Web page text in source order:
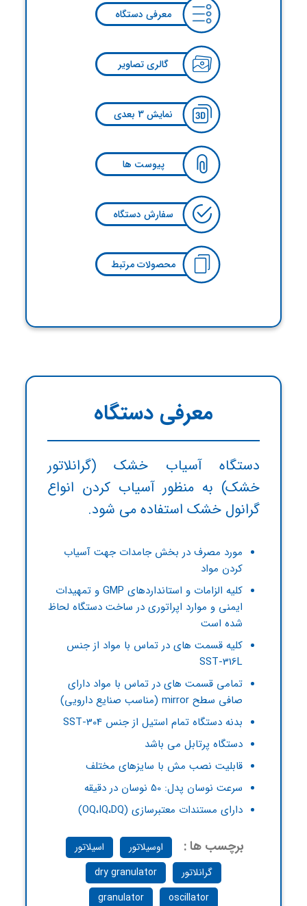
معرفی دستگاه
گالری تصاویر
نمایش 3 بعدی
پیوست ها
سفارش دستگاه
محصولات مرتبط
معرفی دستگاه
دستگاه آسیاب خشک (گرانلاتور
خشک) به منظور آسیاب کردن انواع
گرانول خشک استفاده می شود.
مورد مصرف در بخش جامدات جهت آسیاب
کردن مواد
کلیه الزامات و استانداردهای GMP و تمهیدات
ایمنی و موارد اپراتوری در ساخت دستگاه لحاظ
شده است
کلیه قسمت های در تماس با مواد از جنس
SST-316L
تمامی قسمت های در تماس با مواد دارای
صافی سطح mirror (مناسب صنایع دارویی)
بدنه دستگاه تمام استیل از جنس SST-304
دستگاه پرتابل می باشد
قابلیت نصب مش با سایزهای مختلف
سرعت نوسان پدل: 50 نوسان در دقیقه
دارای مستندات معتبرسازی (OQ،IQ،DQ)
برچسب ها : اوسیلاتور
اسیلاتور
گرانلاتور
dry granulator
oscillator
granulator